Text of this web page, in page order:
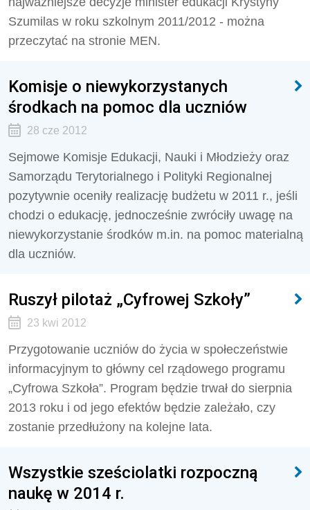
Szumilas w roku szkolnym 2011/2012 - można
przeczytać na stronie MEN.
Komisje o niewykorzystanych
środkach na pomoc dla uczniów
28 cze 2012
Sejmowe Komisje Edukacji, Nauki i Młodzieży oraz
Samorządu Terytorialnego i Polityki Regionalnej
pozytywnie oceniły realizację budżetu w 2011 r., jeśli
chodzi o edukację, jednocześnie zwróciły uwagę na
niewykorzystanie środków m.in. na pomoc materialną
dla uczniów.
Ruszył pilotaż „Cyfrowej Szkoły”
23 kwi 2012
Przygotowanie uczniów do życia w społeczeństwie
informacyjnym to główny cel rządowego programu
„Cyfrowa Szkoła”. Program będzie trwał do sierpnia
2013 roku i od jego efektów będzie zależało, czy
zostanie przedłużony na kolejne lata.
Wszystkie sześciolatki rozpoczną
naukę w 2014 r.